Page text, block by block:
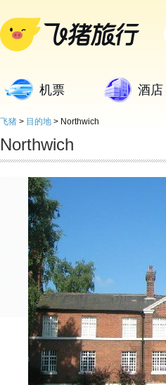
机票 酒店
飞猪 > 目的地 > Northwich
Northwich